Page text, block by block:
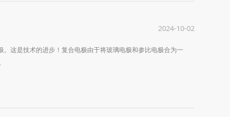
2024-10-02
这是技术的进步！复合电极由于将玻璃电极和参比电极合为一